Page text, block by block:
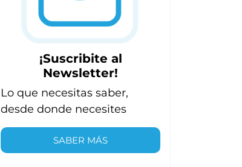
¡Suscribite al
Newsletter!
Lo que necesitas saber,
desde donde necesites
SABER MÁS